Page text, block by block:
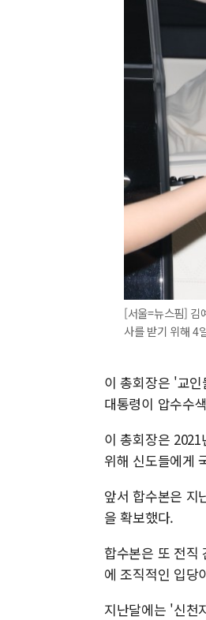
[서울=뉴스핌] 김
사를 받기 위해
이 총회장은 '교
대통령이 압수수
이 총회장은
위해 신도들에게
앞서 합수본은 지
을 확보했다.
합수본은 또 전직
에 조직적인 입당
지난달에는 '신천